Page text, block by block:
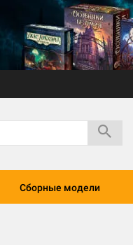
Сборные модели